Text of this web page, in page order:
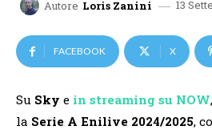
Autore Loris Zanini 13
FACEBOOK X
Su Sky e in streaming su NOW
la Serie A Enilive 2024/2025,